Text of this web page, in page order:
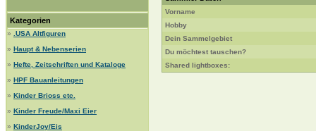
Kategorien
»
.USA Altfiguren
» Haupt & Nebenserien
» Hefte, Zeitschriften und Kataloge
» HPF Bauanleitungen
» Kinder Brioss etc.
» Kinder Freude/Maxi Eier
» KinderJoy/Eis
Vorname
Hobby
Dein Sammelgebiet
Du möchtest tauschen?
Shared lightboxes: